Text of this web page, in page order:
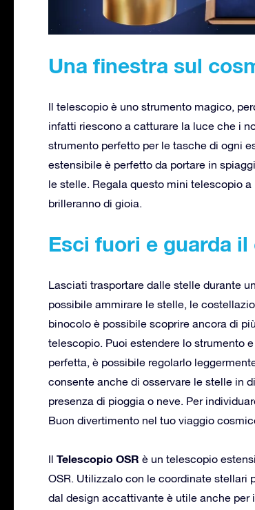
Una finestra sul
Il telescopio è uno strumento magico,
infatti riescono a catturare la luce che i
strumento perfetto per le tasche di ogni
estensibile è perfetto da portare in
le stelle. Regala questo mini telescopio
brilleranno di gioia.
Esci fuori e guarda il
Lasciati trasportare dalle stelle durante
possibile ammirare le stelle, le
binocolo è possibile scoprire ancora di
telescopio. Puoi estendere lo strumento
perfetta, è possibile regolarlo
consente anche di osservare le stelle in
presenza di pioggia o neve. Per
Buon divertimento nel tuo viaggio
Il Telescopio OSR è un telescopio
OSR. Utilizzalo con le coordinate stellari
dal design accattivante è utile anche